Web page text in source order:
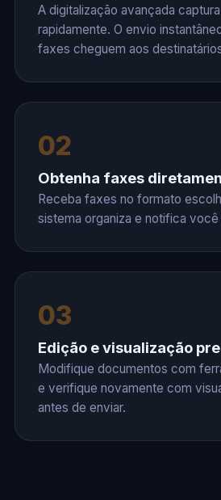
A digitalização avançada
rapidamente. O envio
faxes cheguem aos
02
Obtenha faxes
Receba faxes no formato
sistema organiza e notifica
03
Edição e visualização
Modifique documentos com
e verifique novamente com
antes de enviar.